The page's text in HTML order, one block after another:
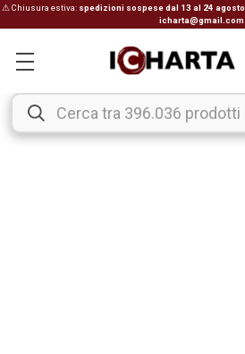
⚠ Chiusura estiva: spedizioni sospese dal 13 al 24 agosto
icharta@gmail.com